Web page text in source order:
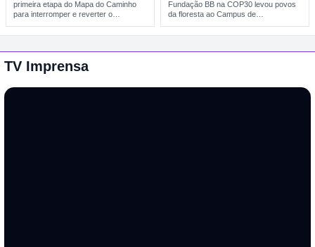
primeira etapa do Mapa do Caminho
para interromper e reverter o
Fundação BB na COP30 levou povos
da floresta ao Campus de…
TV Imprensa